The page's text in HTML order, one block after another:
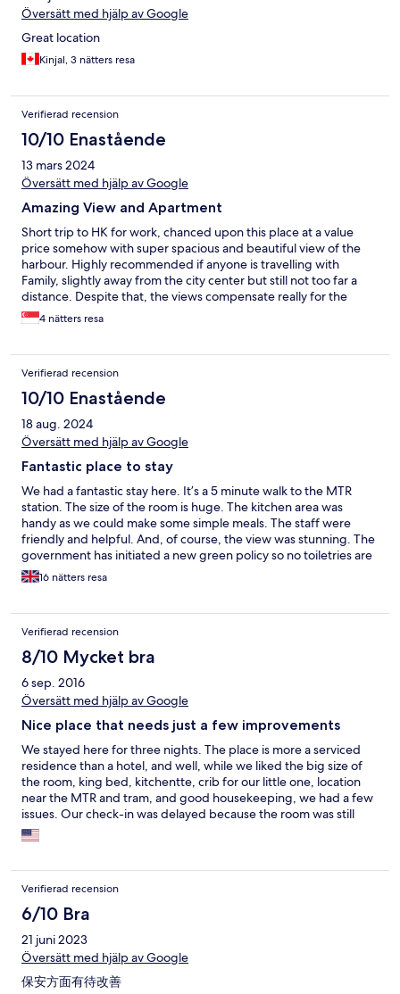
Översätt med hjälp av Google
Great location
Kinjal, 3 nätters resa
Verifierad recension
10/10 Enastående
13 mars 2024
Översätt med hjälp av Google
Amazing View and Apartment
Short trip to HK for work, chanced upon this place at a value
price somehow with super spacious and beautiful view of the
harbour. Highly recommended if anyone is travelling with
Family, slightly away from the city center but still not too far a
distance. Despite that, the views compensate really for the
need to travel 😍 I hope somehow I will get another attractive
pricing once again, will definitely stay again... We checked out
can offer to send the items to us. Such hospitality!
4 nätters resa
Verifierad recension
10/10 Enastående
18 aug. 2024
Översätt med hjälp av Google
Fantastic place to stay
We had a fantastic stay here. It’s a 5 minute walk to the MTR
station. The size of the room is huge. The kitchen area was
handy as we could make some simple meals. The staff were
friendly and helpful. And, of course, the view was stunning. The
government has initiated a new green policy so no toiletries are
provided, although you do have the option to purchase some at
the front desk or at nearby shops. No complaints at all. We will
16 nätters resa
Verifierad recension
8/10 Mycket bra
6 sep. 2016
Översätt med hjälp av Google
Nice place that needs just a few improvements
We stayed here for three nights. The place is more a serviced
residence than a hotel, and well, while we liked the big size of
the room, king bed, kitchentte, crib for our little one, location
near the MTR and tram, and good housekeeping, we had a few
issues. Our check-in was delayed because the room was still
being cleaned, one of the male receptionists was really rude
with HORRIBLE English I could barely understand, the power
fixed fast). Would we stay here again? I think so but well, it could
use a bit of improvement
Verifierad recension
6/10 Bra
21 juni 2023
Översätt med hjälp av Google
保安方面有待改善